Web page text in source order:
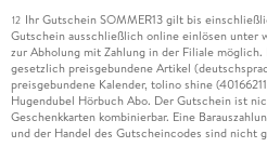
12 Ihr Gutschein SOMMER13 gilt bis
Gutschein ausschließlich online einlösen unter
zur Abholung mit Zahlung in der Filiale
gesetzlich preisgebundene Artikel
preisgebundene Kalender, tolino shine
Hugendubel Hörbuch Abo. Der Gutschein ist
Geschenkkarten kombinierbar. Eine
und der Handel des Gutscheincodes sind nicht